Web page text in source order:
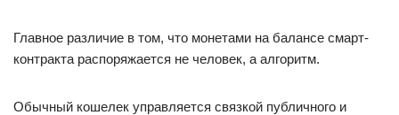
Главное различие в том, что монетами на балансе смарт-
контракта распоряжается не человек, а алгоритм.
Обычный кошелек управляется связкой публичного и